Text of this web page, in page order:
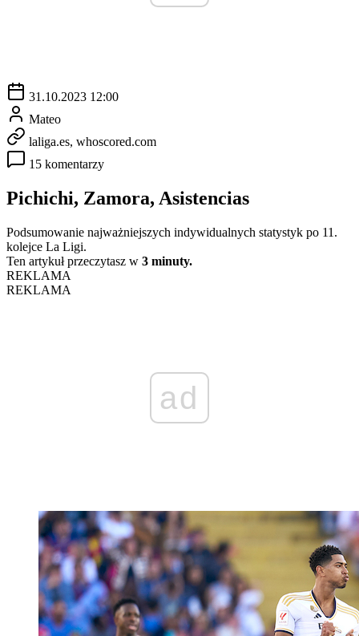
31.10.2023 12:00
Mateo
laliga.es, whoscored.com
15 komentarzy
Pichichi, Zamora, Asistencias
Podsumowanie najważniejszych indywidualnych statystyk po 11.
kolejce La Ligi.
Ten artykuł przeczytasz w 3 minuty.
REKLAMA
REKLAMA
ad